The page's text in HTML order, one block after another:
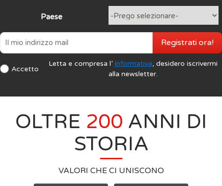
Paese
Accetto
Letta e compresa l’ Informativa, desidero iscrivermi
alla newsletter.
Registrati ora!
OLTRE 200 ANNI DI
STORIA
VALORI CHE CI UNISCONO